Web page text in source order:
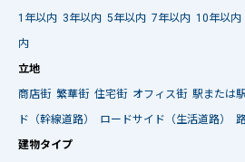
1年以内 3年以内 5年以内 7年以内 10年以内
内
立地
商店街 繁華街 住宅街 オフィス街 駅または
ド（幹線道路）
ロードサイド（生活道路）
建物タイプ